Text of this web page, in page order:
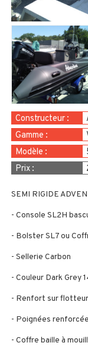
Constructeur :
Gamme :
Modèle :
Prix :
SEMI RIGIDE
- Console SL2H
- Bolster SL7 ou
- Sellerie Carbon
- Couleur Dark Grey
- Renfort sur flotteur
- Poignées
- Coffre baille à